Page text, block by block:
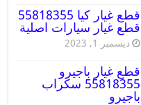
قطع غيار كيا 55818355
قطع غيار سيارات اصلية
ديسمبر 1, 2023
قطع غيار باجيرو
55818355 سكراب
باجيرو